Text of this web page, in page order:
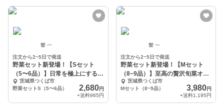
響 一
注文から2~5日で発送
野菜セット新登場！【Sセット
（5〜6品）】日常を極上にする、
厳選プレミアム
茨城県つくば市
野菜セットS（5〜6品）
2,680円
+送料965円
響 一
注文から2~5日で発送
野菜セット新登場！【Mセット
（8~9品）】至高の贅沢旬菜オー
ルスターセット
茨城県つくば市
Mセット（8~9品）
3,980円
+送料1,195円